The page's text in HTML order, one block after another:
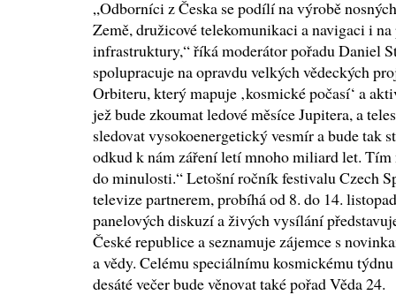
„Odborníci z Česka se podílí na výrobě
Země, družicové telekomunikaci a navigaci i
infrastruktury,“ říká moderátor pořadu Daniel
spolupracuje na opravdu velkých vědeckých
Orbiteru, který mapuje ‚kosmické počasí‘ a
jež bude zkoumat ledové měsíce Jupitera, a
sledovat vysokoenergetický vesmír a bude tak
odkud k nám záření letí mnoho miliard let.
do minulosti.“ Letošní ročník festivalu Czech
televize partnerem, probíhá od 8. do 14.
panelových diskuzí a živých vysílání
České republice a seznamuje zájemce s
a vědy. Celému speciálnímu kosmickému
desáté večer bude věnovat také pořad Věda 24.